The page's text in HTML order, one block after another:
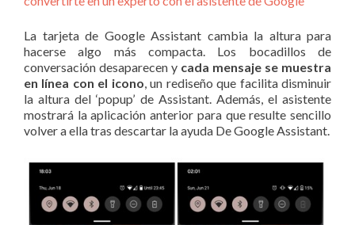
La tarjeta de Google Assistant cambia la altura para
hacerse algo más compacta. Los bocadillos de
conversación desaparecen y cada mensaje se muestra
en línea con el icono , un rediseño que facilita disminuir
la altura del ‘popup’ de Assistant. Además, el asistente
mostrará la aplicación anterior para que resulte sencillo
volver a ella tras descartar la ayuda De Google Assistant.